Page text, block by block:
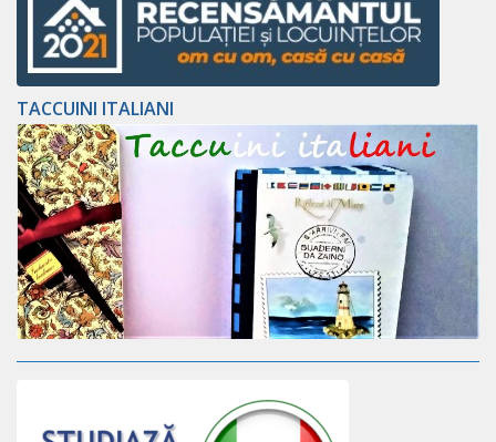
TACCUINI ITALIANI